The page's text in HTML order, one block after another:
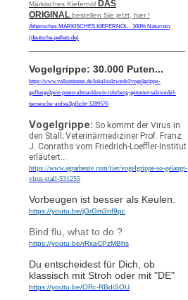
Märkisches Kiefernöl DAS
ORIGINAL bestellen Sie jetzt, hier !
Ätherisches MÄRKISCHES KIEFERNÖL - 100% Naturrein
(deutsche-pellets.de)
Vogelgrippe: 30.000 Puten...
https://www.volksstimme.de/lokal/salzwedel/vogelgrippe-
gefluegelpest-puten-altmarkkreis-rohrberg-getoetet-salzwedel-
tierseuche-aufstallpflicht-3289576
Vogelgrippe: So kommt der Virus in
den Stall; Veterinärmediziner Prof. Franz
J. Conraths vom Friedrich-Loeffler-Institut
erläutert...
https://www.agrarheute.com/tier/vogelgrippe-so-gelangt-
virus-stall-531255
Vorbeugen ist besser als Keulen.
https://youtu.be/jGrGm3nf9pc
Bind flu, what to do ?
https://youtu.be/rRxaCPzMBhs
Du entscheidest für Dich, ob
klassisch mit Stroh oder mit "DE"
https://youtu.be/ORc-RBdiSOU